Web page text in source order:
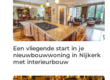
Een vliegende start in je
nieuwbouwwoning in Nijkerk
met interieurbouw